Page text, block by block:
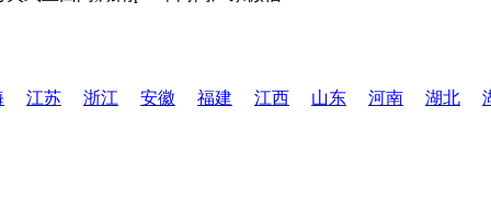
江苏 浙江 安徽 福建 江西 山东 河南 湖北